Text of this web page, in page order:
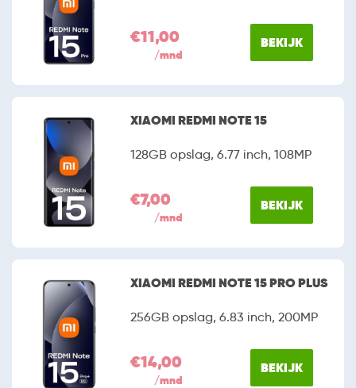
€11,00
/mnd
BEKIJK
XIAOMI REDMI NOTE 15
128GB opslag, 6.77 inch, 108MP
€7,00
/mnd
BEKIJK
XIAOMI REDMI NOTE 15 PRO PLUS
256GB opslag, 6.83 inch, 200MP
€14,00
/mnd
BEKIJK